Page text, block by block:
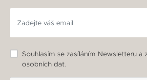
Souhlasím se zasíláním Newsletteru a
osobních dat.